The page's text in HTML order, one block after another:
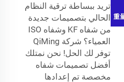
تريد ببساطة ترقية النظام
الحالي بتصميمات جديدة
من شفاه KF وشفاه ISO
العمياء؟ شركة QiMing
توفر لك الحل! نحن نمتلك
أفضل تصميمات شفاه
مخصصة تم إعدادها